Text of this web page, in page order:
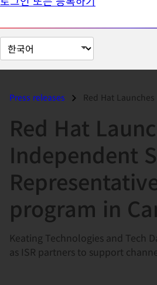
페
이
Press releases Red Hat Launches Independent
Red Hat
Independent
program in
Keating Technologies and Tech
as ISR partners to support